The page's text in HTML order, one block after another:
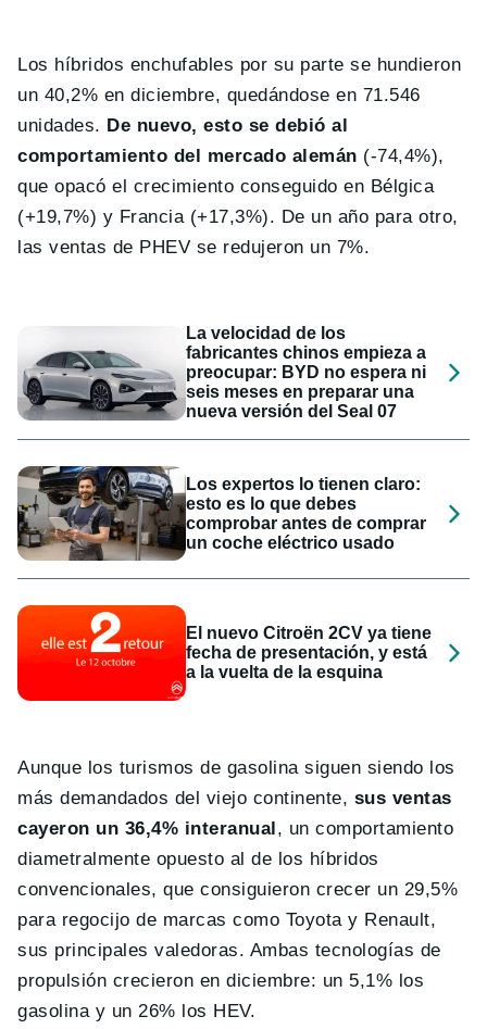
Los híbridos enchufables por su parte se hundieron
un 40,2% en diciembre, quedándose en 71.546
unidades. De nuevo, esto se debió al
comportamiento del mercado alemán (-74,4%),
que opacó el crecimiento conseguido en Bélgica
(+19,7%) y Francia (+17,3%). De un año para otro,
las ventas de PHEV se redujeron un 7%.
La velocidad de los
fabricantes chinos empieza a
preocupar: BYD no espera ni
seis meses en preparar una
nueva versión del Seal 07
Los expertos lo tienen claro:
esto es lo que debes
comprobar antes de comprar
un coche eléctrico usado
El nuevo Citroën 2CV ya tiene
fecha de presentación, y está
a la vuelta de la esquina
Aunque los turismos de gasolina siguen siendo los
más demandados del viejo continente, sus ventas
cayeron un 36,4% interanual, un comportamiento
diametralmente opuesto al de los híbridos
convencionales, que consiguieron crecer un 29,5%
para regocijo de marcas como Toyota y Renault,
sus principales valedoras. Ambas tecnologías de
propulsión crecieron en diciembre: un 5,1% los
gasolina y un 26% los HEV.